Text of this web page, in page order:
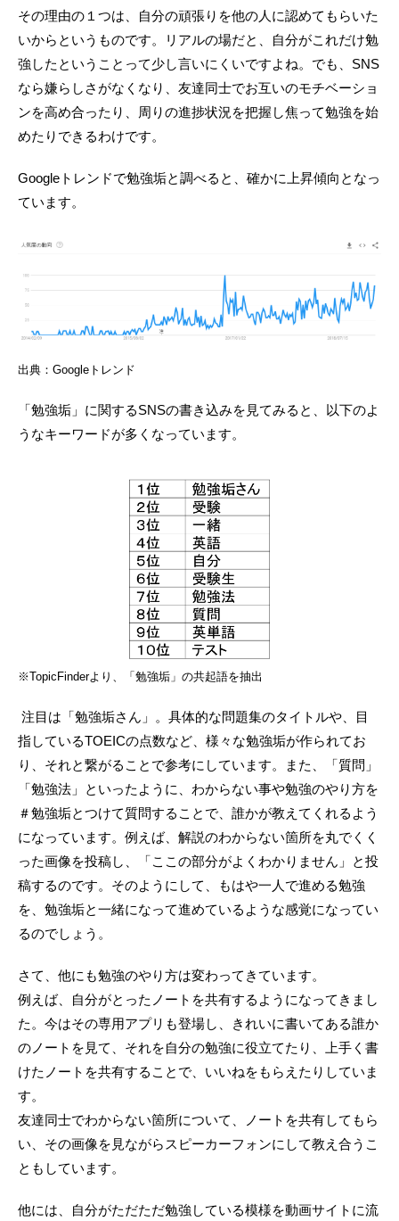
その理由の１つは、自分の頑張りを他の人に認めてもらいた
いからというものです。リアルの場だと、自分がこれだけ勉
強したということって少し言いにくいですよね。でも、SNS
なら嫌らしさがなくなり、友達同士でお互いのモチベーショ
ンを高め合ったり、周りの進捗状況を把握し焦って勉強を始
めたりできるわけです。
Googleトレンドで勉強垢と調べると、確かに上昇傾向となっ
ています。
出典：Googleトレンド
「勉強垢」に関するSNSの書き込みを見てみると、以下のよ
うなキーワードが多くなっています。
※TopicFinderより、「勉強垢」の共起語を抽出
注目は「勉強垢さん」。具体的な問題集のタイトルや、目
指しているTOEICの点数など、様々な勉強垢が作られてお
り、それと繋がることで参考にしています。また、「質問」
「勉強法」といったように、わからない事や勉強のやり方を
＃勉強垢とつけて質問することで、誰かが教えてくれるよう
になっています。例えば、解説のわからない箇所を丸でくく
った画像を投稿し、「ここの部分がよくわかりません」と投
稿するのです。そのようにして、もはや一人で進める勉強
を、勉強垢と一緒になって進めているような感覚になってい
るのでしょう。
さて、他にも勉強のやり方は変わってきています。
例えば、自分がとったノートを共有するようになってきまし
た。今はその専用アプリも登場し、きれいに書いてある誰か
のノートを見て、それを自分の勉強に役立てたり、上手く書
けたノートを共有することで、いいねをもらえたりしていま
す。
友達同士でわからない箇所について、ノートを共有してもら
い、その画像を見ながらスピーカーフォンにして教え合うこ
ともしています。
他には、自分がただただ勉強している模様を動画サイトに流